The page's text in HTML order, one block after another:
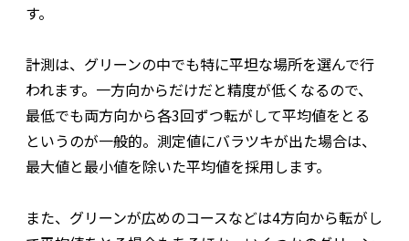
す。
計測は、グリーンの中でも特に平坦な場所を選んで行
われます。一方向からだけだと精度が低くなるので、
最低でも両方向から各3回ずつ転がして平均値をとる
というのが一般的。測定値にバラツキが出た場合は、
最大値と最小値を除いた平均値を採用します。
また、グリーンが広めのコースなどは4方向から転がし